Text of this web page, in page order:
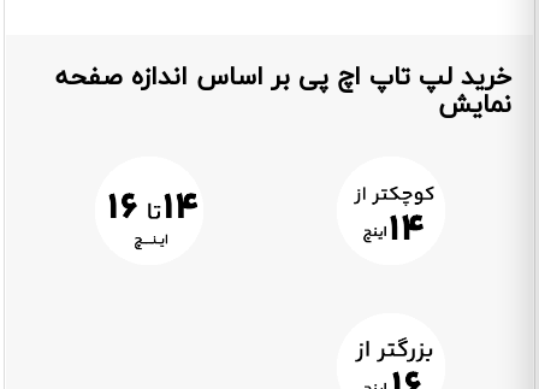
خرید لپ تاپ اچ پی بر اساس اندازه صفحه
نمایش